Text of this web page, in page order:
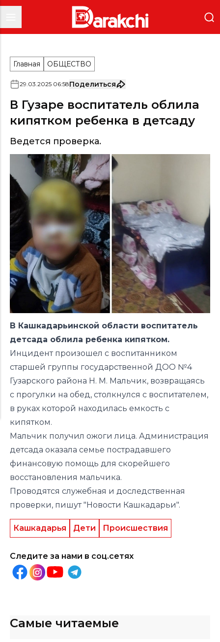
Главная ОБЩЕСТВО
29.03.2025 06:58Поделиться
В Гузаре воспитатель облила
кипятком ребенка в детсаду
Ведется проверка.
В Кашкадарьинской области воспитатель
детсада облила ребенка кипятком.
Инцидент произошел с воспитанником
старшей группы государственной ДОО №4
Гузарского района Н. М. Мальчик, возвращаясь
с прогулки на обед, столкнулся с воспитателем,
в руках которой находилась емкость с
кипятком.
Мальчик получил ожоги лица. Администрация
детсада оказала семье пострадавшего
финансовую помощь для скорейшего
восстановления мальчика.
Проводятся служебная и доследственная
проверки, пишут "Новости Кашкадарьи".
Кашкадарья Дети Происшествия
Следите за нами в соц.сетях
Самые читаемые